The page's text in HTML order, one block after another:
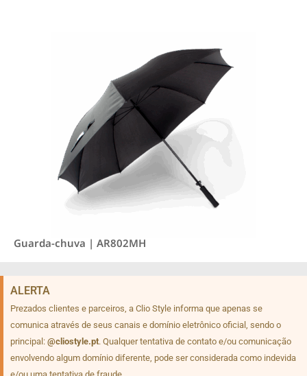
Guarda-chuva | AR802MH
ALERTA
Prezados clientes e parceiros, a Clio Style informa que apenas se
comunica através de seus canais e domínio eletrônico oficial, sendo o
principal: @cliostyle.pt. Qualquer tentativa de contato e/ou comunicação
envolvendo algum domínio diferente, pode ser considerada como indevida